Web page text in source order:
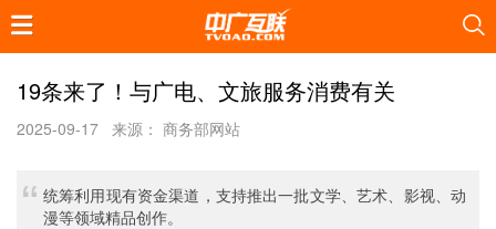
19条来了！与广电、文旅服务消费有关
2025-09-17 来源： 商务部网站
统筹利用现有资金渠道，支持推出一批文学、艺术、影视、动
漫等领域精品创作。